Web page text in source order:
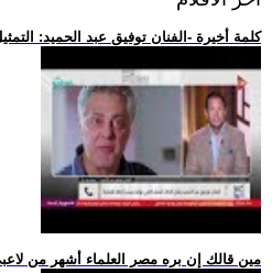
.. كلمة أخيرة -الفنان توفيق عبد الحميد:
.. مين قالك إن بره مصر العلماء أشهر من